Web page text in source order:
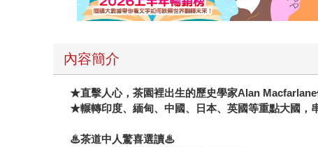
內容簡介
★直擊人心，茶園裡出生的歷史學家Alan
★輾轉印度、緬甸、中國、日本、英國等重點大國，
♨茶道中人驚喜選讀♨